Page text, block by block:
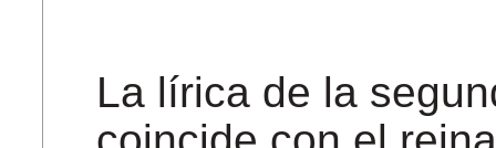
La lírica de la